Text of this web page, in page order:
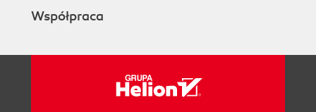
Współpraca